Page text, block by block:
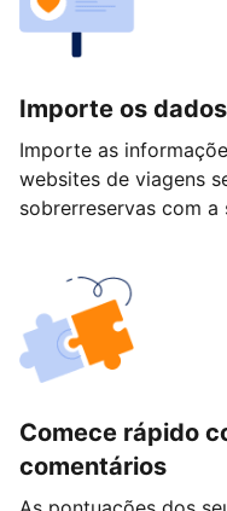
Importe os
Importe as
websites de viagens
sobrerreservas com
Comece rápido
comentários